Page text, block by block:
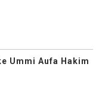
Ummi Aufa Hakim